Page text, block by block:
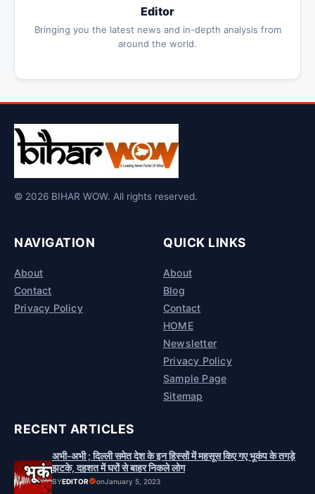
Editor
Bringing you the latest news and in-depth analysis from
around the world.
© 2026 BIHAR WOW. All rights reserved.
NAVIGATION
About
Contact
Privacy Policy
QUICK LINKS
About
Blog
Contact
HOME
Newsletter
Privacy Policy
Sample Page
Sitemap
RECENT ARTICLES
अभी-अभी ; दिल्ली समेत देश के इन हिस्सों में महसूस किए गए भूकंप के तगड़े
झटके, दहशत में घरों से बाहर निकले लोग
BYEDITOR onJanuary 5, 2023